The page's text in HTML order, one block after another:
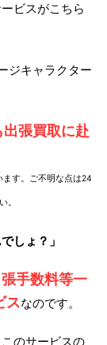
ビスがこちら
ジキャラクター
張買取に赴
す。ご不明な点は24
。
しょ？」
手数料等一
スなのです。
のサービスの